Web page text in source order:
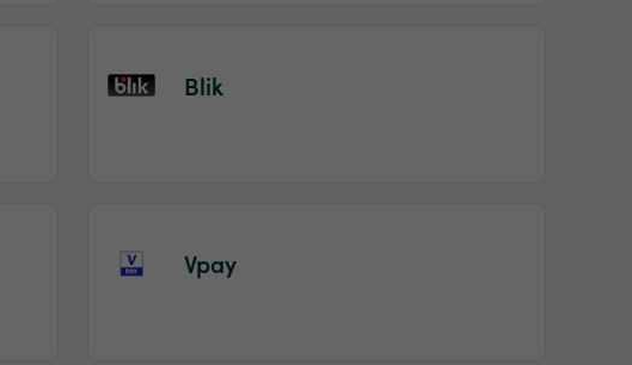
Blik
Vpay